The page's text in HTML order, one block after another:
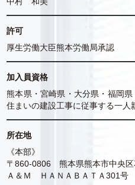
許可
厚生労働大臣熊本労働局承認
加入員資格
熊本県・宮崎県・大分県・福岡
住まいの建設工事に従事する一人
所在地
《本部》
〒860-0806 熊本県熊本市中央区
Ａ＆Ｍ ＨＡＮＡＢＡＴＡ301号